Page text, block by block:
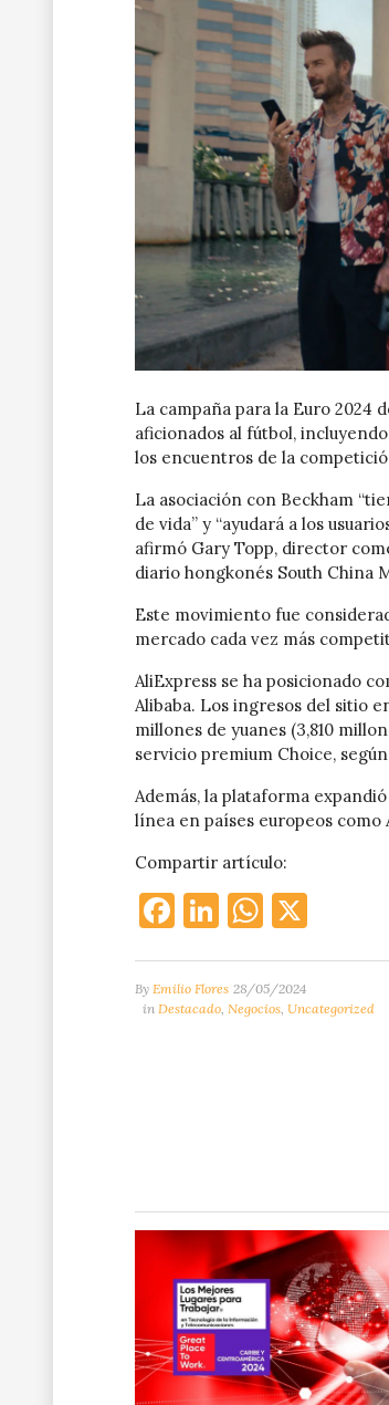
La campaña para la Euro 2024
aficionados al fútbol,
los encuentros de la
La asociación con Beckham
de vida” y “ayudará a los
afirmó Gary Topp, director
diario hongkonés South China
Este movimiento fue
mercado cada vez más
AliExpress se ha posicionado
Alibaba. Los ingresos del sitio
millones de yuanes (3,810
servicio premium Choice,
Además, la plataforma
línea en países europeos como
Compartir artículo:
Facebook
LinkedIn
By Emilio Flores 28/05/2024
in Destacado, Negocios, Uncategorized